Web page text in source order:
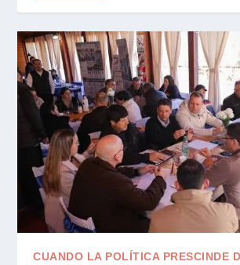
CUANDO LA POLÍTICA PRESCINDE